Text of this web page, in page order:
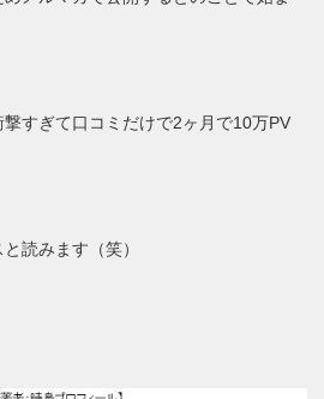
すぎて口コミだけで2ヶ月で10万PV
読みます（笑）